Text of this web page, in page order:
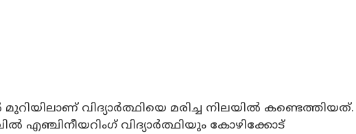
വിദ്യാർത്ഥിയെ മരിച്ച നിലയിൽ കണ്ടെത്തിയത്.
എഞ്ചിനീയറിംഗ് വിദ്യാർത്ഥിയും കോഴിക്കോട്